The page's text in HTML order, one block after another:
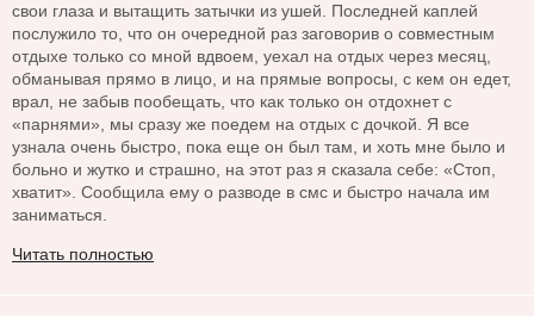
свои глаза и вытащить затычки из ушей. Последней каплей
послужило то, что он очередной раз заговорив о совместным
отдыхе только со мной вдвоем, уехал на отдых через месяц,
обманывая прямо в лицо, и на прямые вопросы, с кем он едет,
врал, не забыв пообещать, что как только он отдохнет с
«парнями», мы сразу же поедем на отдых с дочкой. Я все
узнала очень быстро, пока еще он был там, и хоть мне было и
больно и жутко и страшно, на этот раз я сказала себе: «Стоп,
хватит». Сообщила ему о разводе в смс и быстро начала им
заниматься.
Читать полностью